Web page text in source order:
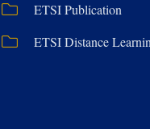
ETSI Publication
ETSI Distance